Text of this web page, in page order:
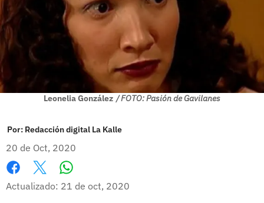
Leonelia González / FOTO: Pasión de Gavilanes
Por: Redacción digital La Kalle
20 de Oct, 2020
Facebook
X
Actualizado: 21 de oct, 2020